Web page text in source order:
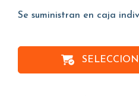
Se suministran en caja